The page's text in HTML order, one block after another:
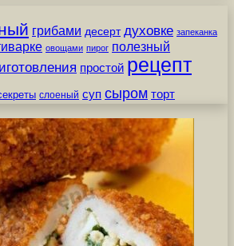
грибами десерт духовке запеканка
овощами пирог полезный
простой рецепт
слоеный суп сыром торт